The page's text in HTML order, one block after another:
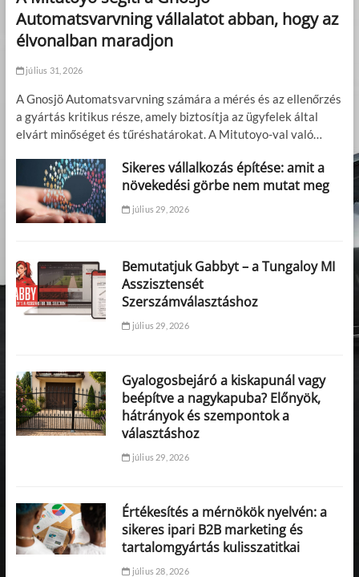
Automatsvarvning vállalatot abban, hogy az
élvonalban maradjon
július 31, 2026
A Gnosjö Automatsvarvning számára a mérés és az ellenőrzés
a gyártás kritikus része, amely biztosítja az ügyfelek által
elvárt minőséget és tűréshatárokat. A Mitutoyo-val való…
Sikeres vállalkozás építése: amit a
növekedési görbe nem mutat meg
július 29, 2026
Bemutatjuk Gabbyt – a Tungaloy MI
Asszisztensét
Szerszámválasztáshoz
július 29, 2026
Gyalogosbejáró a kiskapunál vagy
beépítve a nagykapuba? Előnyök,
hátrányok és szempontok a
választáshoz
július 29, 2026
Értékesítés a mérnökök nyelvén: a
sikeres ipari B2B marketing és
tartalomgyártás kulisszatitkai
július 28, 2026